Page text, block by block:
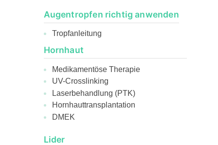
Augentropfen richtig anwenden
Tropfanleitung
Hornhaut
Medikamentöse Therapie
UV-Crosslinking
Laserbehandlung (PTK)
Hornhauttransplantation
DMEK
Lider